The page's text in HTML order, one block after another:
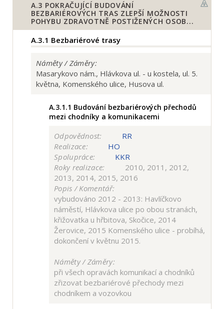
A.3 POKRAČUJÍCÍ BUDOVÁNÍ
BEZBARIÉROVÝCH TRAS ZLEPŠÍ MOŽNOSTI
POHYBU ZDRAVOTNĚ POSTIŽENÝCH OSOB...
A.3.1 Bezbariérové trasy
Náměty / Záměry:
Masarykovo nám., Hlávkova ul. - u kostela, ul. 5.
května, Komenského ulice, Husova ul.
A.3.1.1 Budování bezbariérových přechodů
mezi chodníky a komunikacemi
Odpovědnost:
RR
Realizace:
HO
Spolupráce:
KKR
Roky realizace:
2010, 2011, 2012,
2013, 2014, 2015, 2016
Popis / Komentář:
vybudováno 2012 - 2013: Havlíčkovo
náměstí, Hlávkova ulice po obou stranách,
křižovatka u hřbitova, Skočice, 2014
Žerovice, 2015 Komenského ulice - probíhá,
dokončení v květnu 2015.
Náměty / Záměry:
při všech opravách komunikací a chodníků
zřizovat bezbariérové přechody mezi
chodníkem a vozovkou